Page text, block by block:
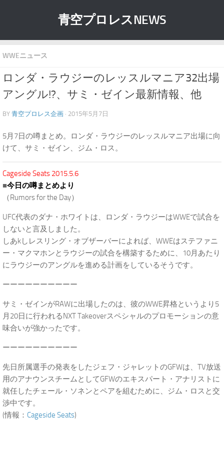
青空プロレスNEWS
WWEニュース
ロンダ・ラウジーのレッスルマニア32出場
アングル!?、サミ・ゼイン最新情報、他
BY 青空プロレス企画 · 2015年5月7日
5月7日の噂まとめ。ロンダ・ラウジーのレッスルマニア出場に向
けて、サミ・ゼイン、ジム・ロス。
Cageside Seats 2015.5.6
■今日の噂まとめより
（Rumors for the Day）
UFC代表のダナ・ホワイトは、ロンダ・ラウジーはWWEで試合を
しないと言及しました。
しあkしレスリング・オブザーバーによれば、WWEはステファニ
ー・マクマホンとラウジーの試合を構築するために、10月あたり
にラウジーのアングルを進める計画をしているそうです。
ーーーーーーーーーー
サミ・ゼインがRAWに出場したのは、彼のWWE昇格というより5
月20日に行われるNXT Takeoverスペシャルのプロモーションの意
味合いが強かったです。
ーーーーーーーーーー
先日所属選手の発表をしたジェフ・ジャレットのGFWは、TV放送
用のアナウンスチームとしてGFWのエキスパート・アナリストに
就任したチェール・ソネンとペアを組むために、ジム・ロスと交
渉中です。
(情報： Cageside Seats)